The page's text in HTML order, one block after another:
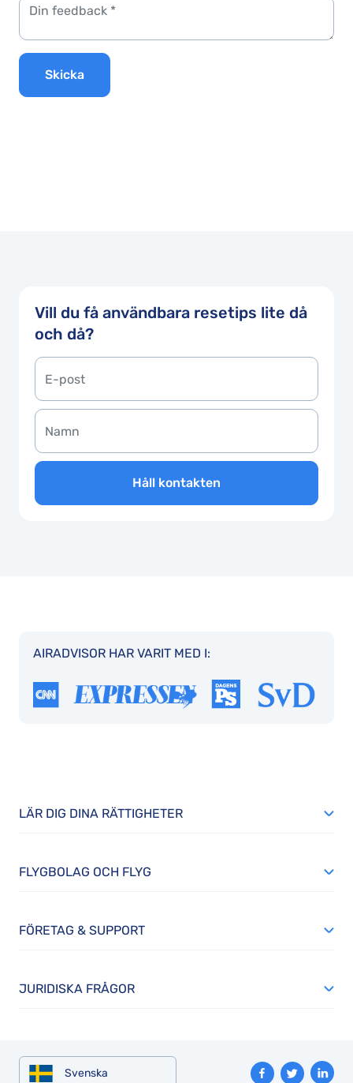
Skicka
Vill du få användbara resetips lite då
och då?
Håll kontakten
AIRADVISOR HAR VARIT MED I:
LÄR DIG DINA RÄTTIGHETER
FLYGBOLAG OCH FLYG
FÖRETAG & SUPPORT
JURIDISKA FRÅGOR
Svenska